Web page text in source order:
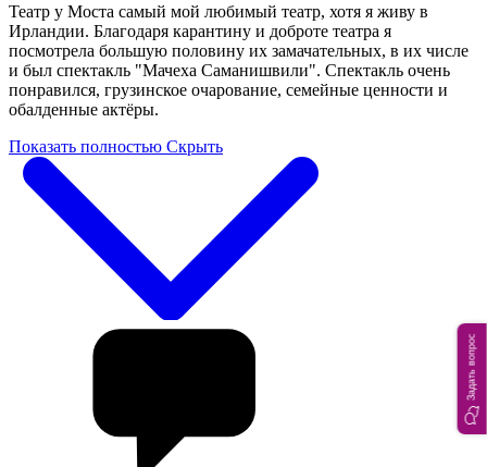
Театр у Моста самый мой любимый театр, хотя я живу в
Ирландии. Благодаря карантину и доброте театра я
посмотрела большую половину их замачательных, в их числе
и был спектакль "Мачеха Саманишвили". Спектакль очень
понравился, грузинское очарование, семейные ценности и
обалденные актёры.
Показать полностью Скрыть
Задать вопрос